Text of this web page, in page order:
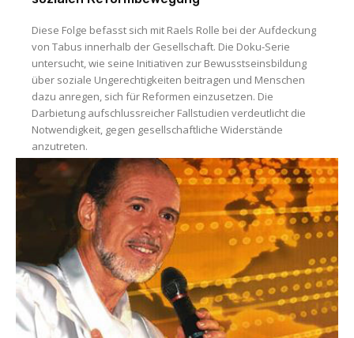
Diese Folge befasst sich mit Raels Rolle bei der Aufdeckung
von Tabus innerhalb der Gesellschaft. Die Doku-Serie
untersucht, wie seine Initiativen zur Bewusstseinsbildung
über soziale Ungerechtigkeiten beitragen und Menschen
dazu anregen, sich für Reformen einzusetzen. Die
Darbietung aufschlussreicher Fallstudien verdeutlicht die
Notwendigkeit, gegen gesellschaftliche Widerstände
anzutreten.